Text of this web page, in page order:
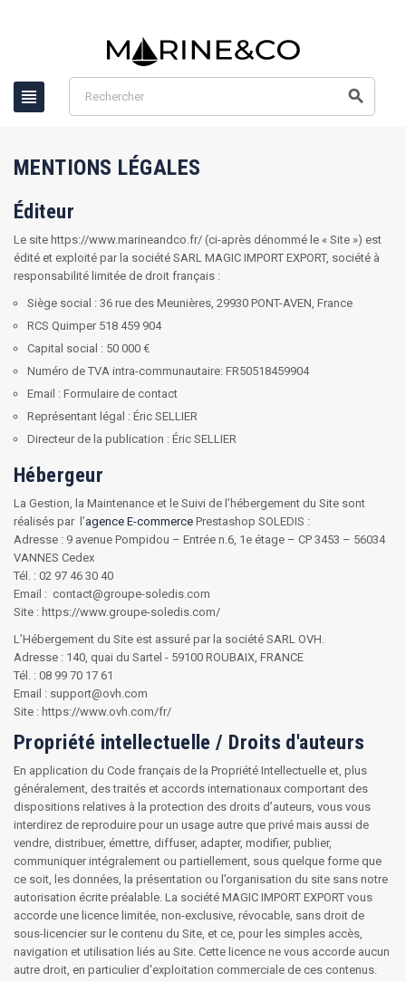
 
MENTIONS LÉGALES
Éditeur
Le site https://www.marineandco.fr/ (ci-après dénommé le « Site ») est
édité et exploité par la société SARL MAGIC IMPORT EXPORT, société à
responsabilité limitée de droit français :
Siège social : 36 rue des Meunières, 29930 PONT-AVEN, France
RCS Quimper 518 459 904
Capital social : 50 000 €
Numéro de TVA intra-communautaire: FR50518459904
Email : Formulaire de contact
Représentant légal : Éric SELLIER
Directeur de la publication : Éric SELLIER
Hébergeur
La Gestion, la Maintenance et le Suivi de l’hébergement du Site sont
réalisés par l’agence E-commerce Prestashop SOLEDIS :
Adresse : 9 avenue Pompidou – Entrée n.6, 1e étage – CP 3453 – 56034
VANNES Cedex
Tél. : 02 97 46 30 40
Email : contact@groupe-soledis.com
Site : https://www.groupe-soledis.com/
L’Hébergement du Site est assuré par la société SARL OVH.
Adresse : 140, quai du Sartel - 59100 ROUBAIX, FRANCE
Tél. : 08 99 70 17 61
Email : support@ovh.com
Site : https://www.ovh.com/fr/
Propriété intellectuelle / Droits d'auteurs
En application du Code français de la Propriété Intellectuelle et, plus
généralement, des traités et accords internationaux comportant des
dispositions relatives à la protection des droits d’auteurs, vous vous
interdirez de reproduire pour un usage autre que privé mais aussi de
vendre, distribuer, émettre, diffuser, adapter, modifier, publier,
communiquer intégralement ou partiellement, sous quelque forme que
ce soit, les données, la présentation ou l’organisation du site sans notre
autorisation écrite préalable. La société MAGIC IMPORT EXPORT vous
accorde une licence limitée, non-exclusive, révocable, sans droit de
sous-licencier sur le contenu du Site, et ce, pour les simples accès,
navigation et utilisation liés au Site. Cette licence ne vous accorde aucun
autre droit, en particulier d'exploitation commerciale de ces contenus.